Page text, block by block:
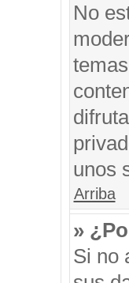
No
unos
Arriba
»
Si no